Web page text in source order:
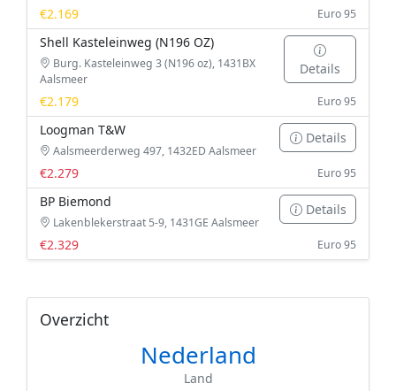
€2.169 Euro 95
Shell Kasteleinweg (N196 OZ)
Burg. Kasteleinweg 3 (N196 oz), 1431BX
Aalsmeer
Details
€2.179
Euro 95
Loogman T&W
Aalsmeerderweg 497, 1432ED Aalsmeer
Details
€2.279 Euro 95
BP Biemond
Lakenblekerstraat 5-9, 1431GE Aalsmeer
Details
€2.329 Euro 95
Overzicht
Nederland
Land